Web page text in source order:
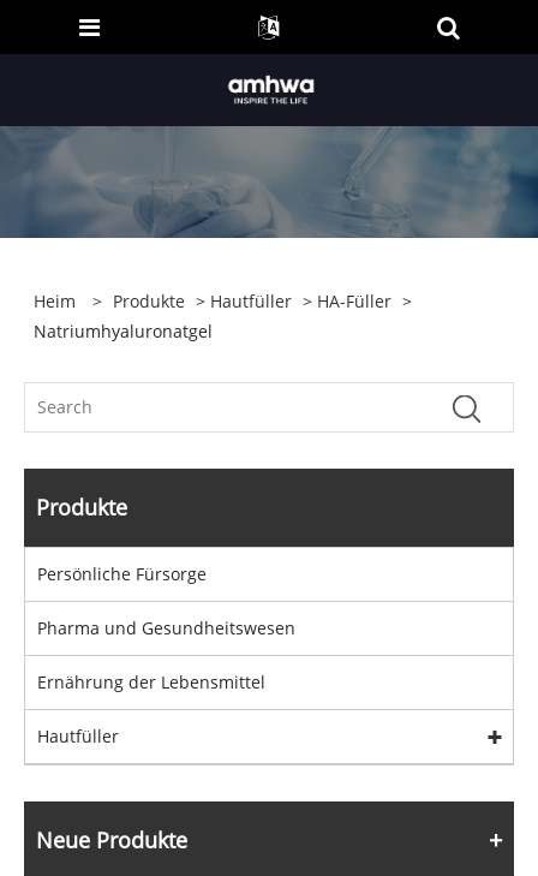
Heim > Produkte > Hautfüller > HA-Füller >
Natriumhyaluronatgel
Produkte
Persönliche Fürsorge
Pharma und Gesundheitswesen
Ernährung der Lebensmittel
Hautfüller
Neue Produkte